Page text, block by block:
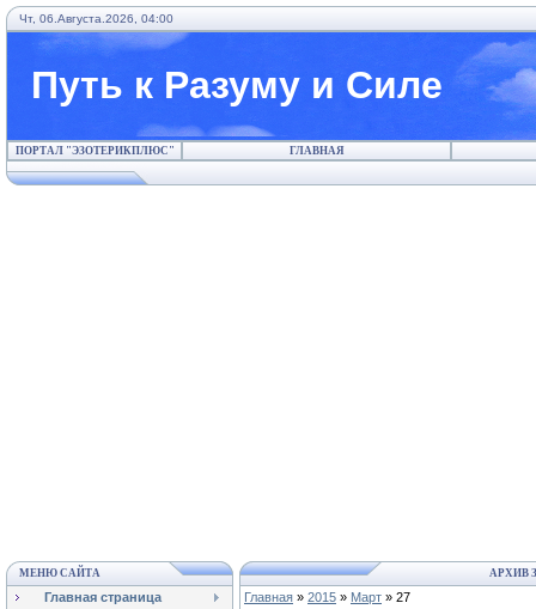
Чт, 06.Августа.2026, 04:00
Путь к Разуму и Силе
ПОРТАЛ "ЭЗОТЕРИКПЛЮС" ГЛАВНАЯ
МЕНЮ САЙТА
Главная страница
АРХИВ
Главная » 2015 » Март » 27